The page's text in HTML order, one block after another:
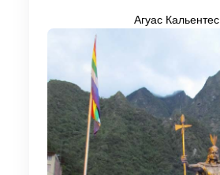
Агуас Кальентес